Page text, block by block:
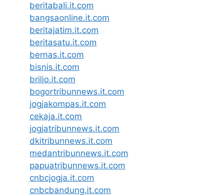
beritabali.it.com
bangsaonline.it.com
beritajatim.it.com
beritasatu.it.com
bernas.it.com
bisnis.it.com
brilio.it.com
bogortribunnews.it.com
jogjakompas.it.com
cekaja.it.com
jogjatribunnews.it.com
dkitribunnews.it.com
medantribunnews.it.com
papuatribunnews.it.com
cnbcjogja.it.com
cnbcbandung.it.com